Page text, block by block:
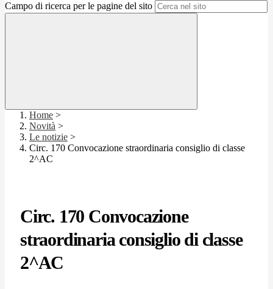
Campo di ricerca per le pagine del sito
Home >
Novità >
Le notizie >
Circ. 170 Convocazione straordinaria consiglio di classe
2^AC
Circ. 170 Convocazione
straordinaria consiglio di classe
2^AC